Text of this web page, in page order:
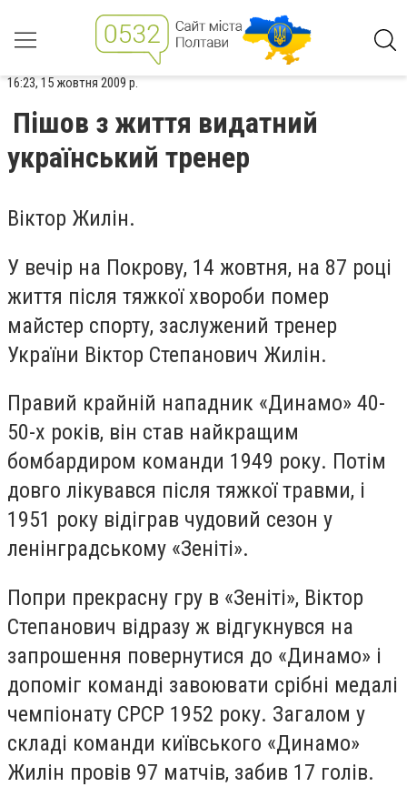
16:23, 15 жовтня 2009 р.
Пішов з життя видатний
український тренер
Віктор Жилін.
У вечір на Покрову, 14 жовтня, на 87 році
життя після тяжкої хвороби помер
майстер спорту, заслужений тренер
України Віктор Степанович Жилін.
Правий крайній нападник «Динамо» 40-
50-х років, він став найкращим
бомбардиром команди 1949 року. Потім
довго лікувався після тяжкої травми, і
1951 року відіграв чудовий сезон у
ленінградському «Зеніті».
Попри прекрасну гру в «Зеніті», Віктор
Степанович відразу ж відгукнувся на
запрошення повернутися до «Динамо» і
допоміг команді завоювати срібні медалі
чемпіонату СРСР 1952 року. Загалом у
складі команди київського «Динамо»
Жилін провів 97 матчів, забив 17 голів.